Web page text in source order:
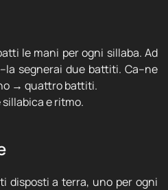
le mani per ogni sillaba. Ad
segnerai due battiti. Ca–ne
→ quattro battiti.
e ritmo.
disposti a terra, uno per ogni